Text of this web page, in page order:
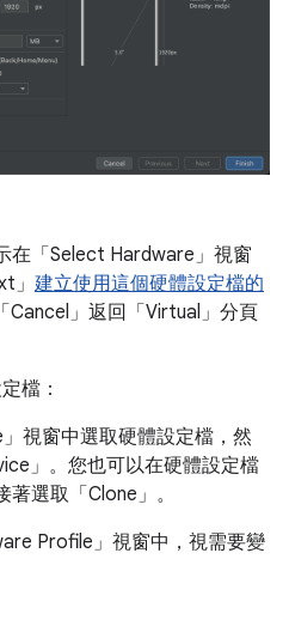
在「Select Hardware」 視窗
」 建立使用這個硬體設定檔的
」 返回「Virtual」 分頁
檔：
視窗中選取硬體設定檔，然
」 。您也可以在硬體設定檔
選取「Clone」 。
Profile」 視窗中，視需要變